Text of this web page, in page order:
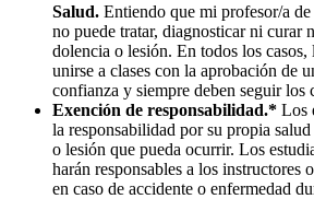
Salud. Entiendo que mi profesor/a
no puede tratar, diagnosticar ni curar
dolencia o lesión. En todos los casos,
unirse a clases con la aprobación de
confianza y siempre deben seguir los
Exención de responsabilidad.* Los
la responsabilidad por su propia
o lesión que pueda ocurrir. Los
harán responsables a los instructores
en caso de accidente o enfermedad